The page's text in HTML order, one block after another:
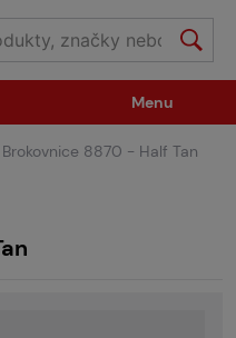
ke zbraním
Menu
Brokovnice 8870 - Half Tan